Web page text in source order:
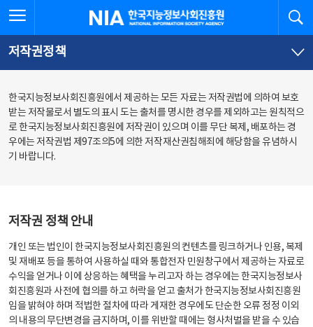
문
로
가
체
뉴
바
가
한국지능정보사회진흥원
저작권정책
한국지능정보사회진흥원에서 제공하는 모든 자료는 저작권법에 의하여 보호
받는 저작물로서 별도의 표시 도는 출처를 명시한 경우를 제외하고는 원칙적으
로 한국지능정보사회진흥원에 저작권이 있으며 이를 무단 복제, 배포하는 경
우에는 저작권법 제97조의5에 의한 저작재산권침해죄에 해당함을 유념하시
기 바랍니다.
저작권 정책 안내
개인 또는 법인이 한국지능정보사회진흥원의 컨텐츠를 링크하거나 인용, 복제
및 재배포 등을 통하여 사용하실 때와 통합전자 민원창구에서 제공하는 자료로
수익을 얻거나 이에 상응하는 혜택을 누리고자 하는 경우에는 한국지능정보사
회진흥원과 사전에 협의를 하고 허락을 얻고 출처가 한국지능정보사회진흥원
임을 밝혀야 하며 적법한 절차에 따라 게재한 경우에도 단순한 오류 정정 이외
의 내용의 무단변경을 금지하며, 이를 위반할 때에는 형사처벌을 받을 수 있습